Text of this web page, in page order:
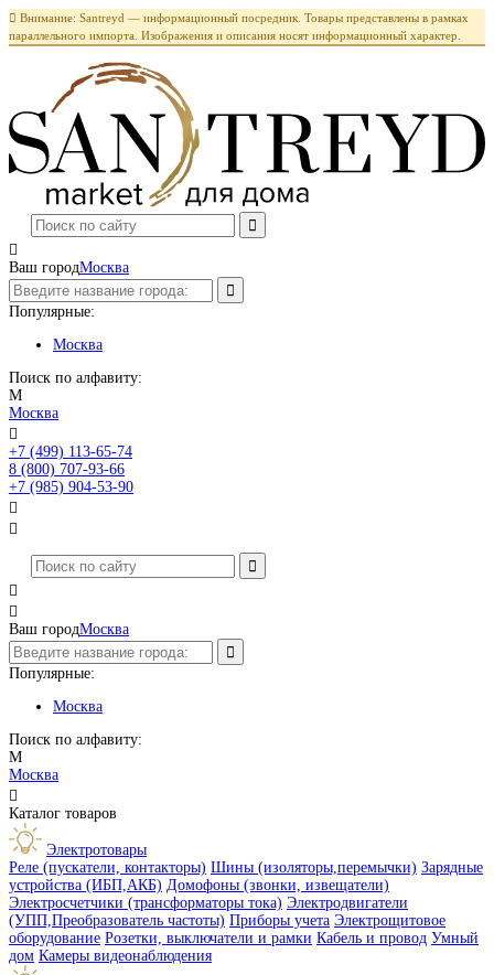
 Внимание: Santreyd — информационный посредник. Товары представлены в рамках
параллельного импорта. Изображения и описания носят информационный характер.

Ваш городМосква
Популярные:
Москва
Поиск по алфавиту:
М
Москва

+7 (499) 113-65-74
8 (800) 707-93-66
+7 (985) 904-53-90




Ваш городМосква
Популярные:
Москва
Поиск по алфавиту:
М
Москва

Каталог товаров
Электротовары
Реле (пускатели, контакторы) Шины (изоляторы,перемычки) Зарядные
устройства (ИБП,АКБ) Домофоны (звонки, извещатели)
Электросчетчики (трансформаторы тока) Электродвигатели
(УПП,Преобразователь частоты) Приборы учета Электрощитовое
оборудование Розетки, выключатели и рамки Кабель и провод Умный
дом Камеры видеонаблюдения